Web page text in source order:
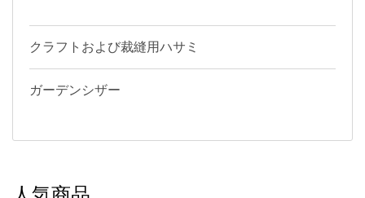
クラフトおよび裁縫用ハサミ
ガーデンシザー